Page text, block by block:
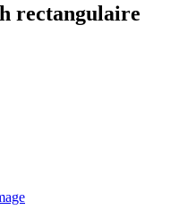
rectangulaire